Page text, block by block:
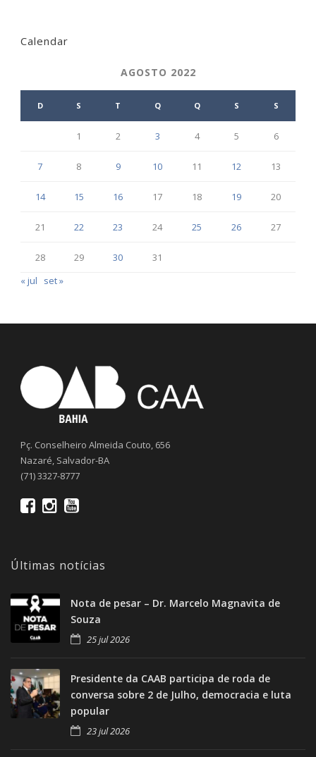
Calendar
AGOSTO 2022
D S T Q Q S S
1 2 3 4 5 6
7 8 9 10 11 12 13
14 15 16 17 18 19 20
21 22 23 24 25 26 27
28 29 30
31
« jul
set »
Pç. Conselheiro Almeida Couto, 656
Nazaré, Salvador-BA
(71) 3327-8777
Últimas notícias
Nota de pesar – Dr. Marcelo Magnavita de
Souza
25 jul 2026
Presidente da CAAB participa de roda de
conversa sobre 2 de Julho, democracia e luta
popular
23 jul 2026